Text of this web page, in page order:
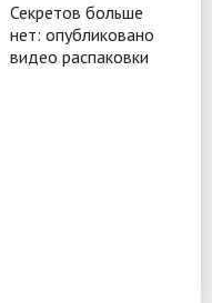
Секретов больше
нет: опубликовано
видео распаковки